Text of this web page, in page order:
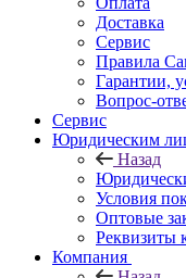
Доставка
Сервис
Правила
Гарантии,
Вопрос-
Сервис
Юридическим
Назад
Условия
Оптовые
Реквизиты
Компания